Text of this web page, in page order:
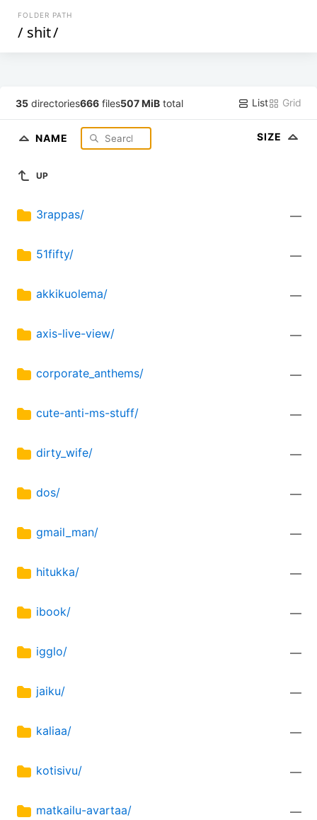
FOLDER PATH
/ shit/
35 directories666 files507 MiB total List Grid
NAME SIZE
UP
3rappas/ —
51fifty/ —
akkikuolema/ —
axis-live-view/ —
corporate_anthems/ —
cute-anti-ms-stuff/ —
dirty_wife/ —
dos/ —
gmail_man/ —
hitukka/ —
ibook/ —
igglo/ —
jaiku/ —
kaliaa/ —
kotisivu/ —
matkailu-avartaa/ —